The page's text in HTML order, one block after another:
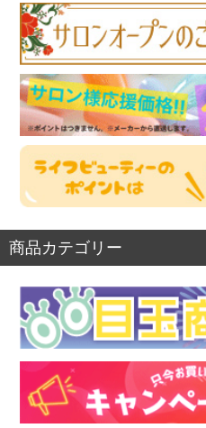
商品カテゴリー